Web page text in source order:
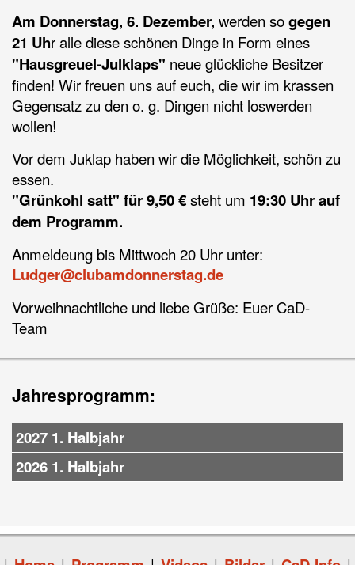
Am Donnerstag, 6. Dezember, werden sogegen
21 Uhr alle diese schönen Dinge in Form eines
"Hausgreuel-Julklaps" neue glückliche Besitzer
finden! Wir freuen uns auf euch, die wir im krassen
Gegensatz zu den o. g. Dingen nicht loswerden
wollen!
Vor dem Juklap haben wir die Möglichkeit, schön zu
essen.
"Grünkohl satt" für 9,50 €steht um 19:30 Uhr auf
dem Programm.
Anmeldeung bis Mittwoch 20 Uhr unter:
Ludger@clubamdonnerstag.de
Vorweihnachtliche und liebe Grüße: Euer CaD-
Team
Jahresprogramm:
2027 1. Halbjahr
2026 1. Halbjahr